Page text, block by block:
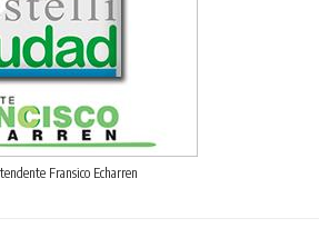
Fransico Echarren